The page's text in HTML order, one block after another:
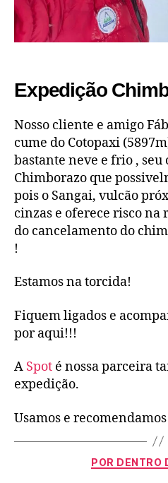
Expedição
Nosso cliente e amigo
cume do Cotopaxi
bastante neve e frio ,
Chimborazo que
pois o Sangai, vulcão
cinzas e oferece risco na
do cancelamento do
!
Estamos na torcida!
Fiquem ligados e
por aqui!!!
A Spot é nossa parceira
expedição.
Usamos e recomendamos
POR DENTRO